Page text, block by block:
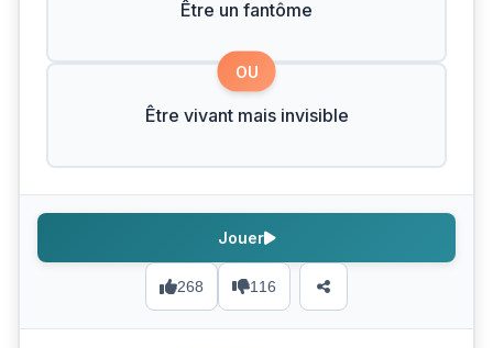
Être un fantôme
OU
Être vivant mais invisible
268 116
Jouer